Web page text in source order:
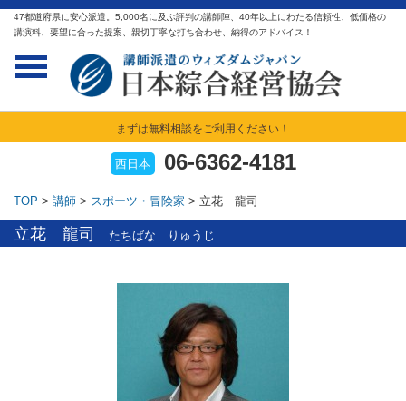
47都道府県に安心派遣。5,000名に及ぶ評判の講師陣、40年以上にわたる信頼性、低価格の
講演料、要望に合った提案、親切丁寧な打ち合わせ、納得のアドバイス！
まずは無料相談をご利用ください！
西日本 06-6362-4181
TOP > 講師 > スポーツ・冒険家 > 立花 龍司
立花 龍司 たちばな りゅうじ